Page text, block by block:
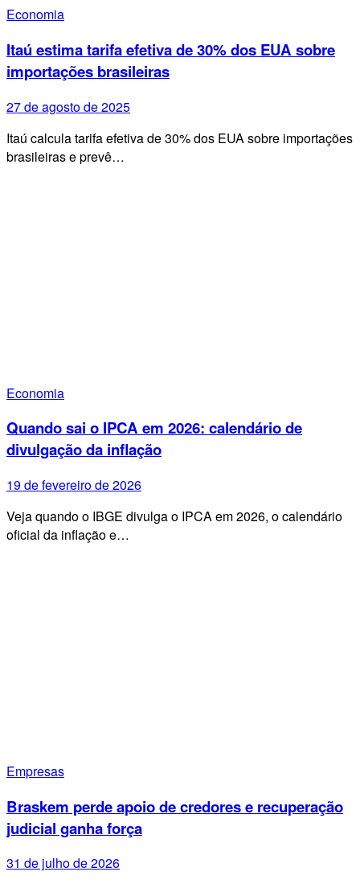
Economia
Itaú estima tarifa efetiva de 30% dos EUA sobre
importações brasileiras
27 de agosto de 2025
Itaú calcula tarifa efetiva de 30% dos EUA sobre importações
brasileiras e prevê…
Economia
Quando sai o IPCA em 2026: calendário de
divulgação da inflação
19 de fevereiro de 2026
Veja quando o IBGE divulga o IPCA em 2026, o calendário
oficial da inflação e…
Empresas
Braskem perde apoio de credores e recuperação
judicial ganha força
31 de julho de 2026